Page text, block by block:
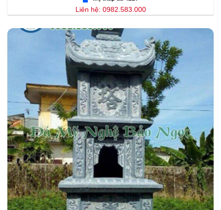
Liên hệ: 0982.583.000